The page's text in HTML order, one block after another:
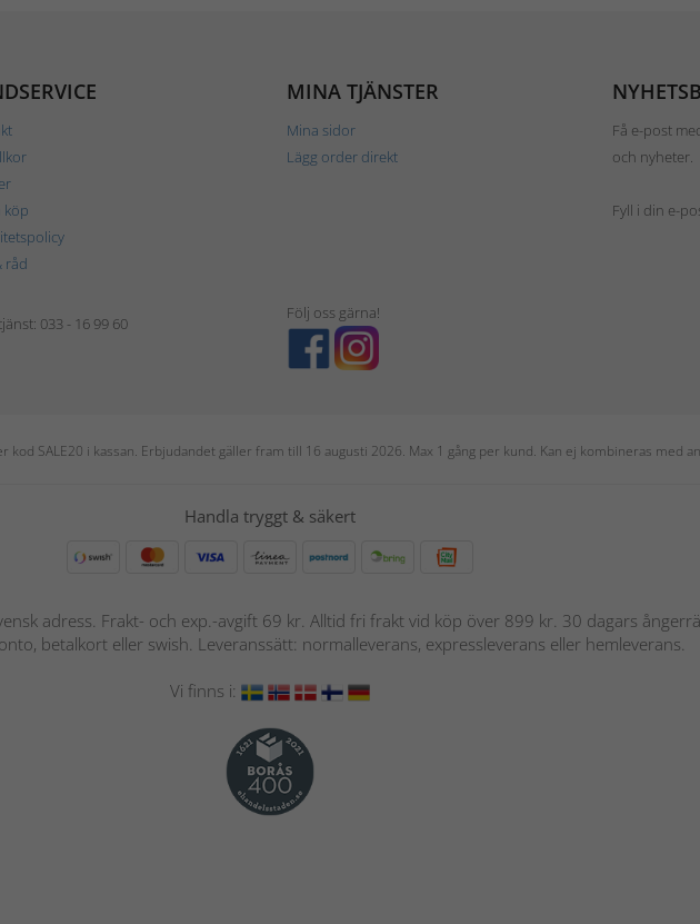
köp
råd
MINA TJÄNSTER
Mina sidor
Lägg order direkt
Få e-post
och nyheter.
Fyll i din e-
033 - 16 99 60
Följ oss gärna!
kod SALE20 i kassan. Erbjudandet gäller fram till 16 augusti 2026. Max 1 gång per kund. Kan ej kombineras med
Handla tryggt & säkert
adress. Frakt- och exp.-avgift 69 kr. Alltid fri frakt vid köp över 899 kr. 30 dagars
betalkort eller swish. Leveranssätt: normalleverans, expressleverans eller hemleverans.
Vi finns i: